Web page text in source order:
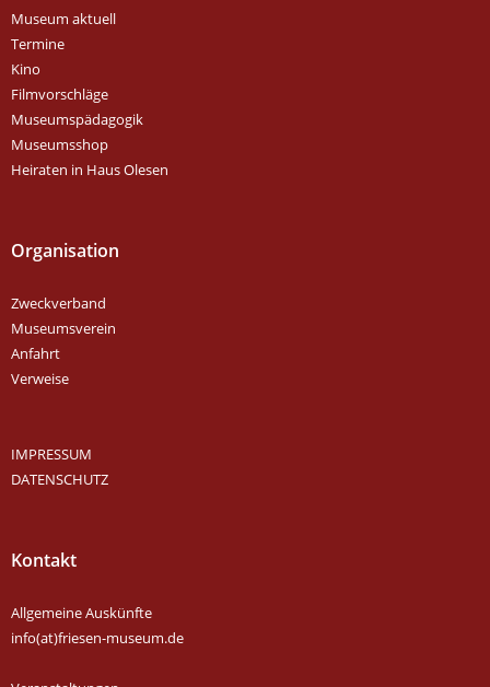
Museum aktuell
Termine
Kino
Filmvorschläge
Museumspädagogik
Museumsshop
Heiraten in Haus Olesen
Organisation
Zweckverband
Museumsverein
Anfahrt
Verweise
IMPRESSUM
DATENSCHUTZ
Kontakt
Allgemeine Auskünfte
info(at)friesen-museum.de